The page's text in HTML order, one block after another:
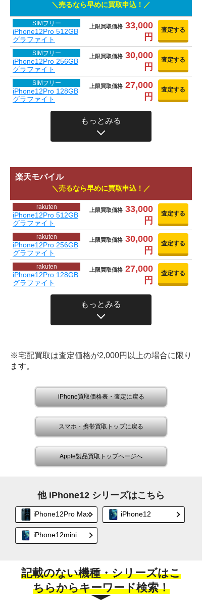
売るなら早めに買取申込！
SIMフリー
iPhone12Pro 512GB
グラファイト
上限買取価格 33,000
円
査定する
SIMフリー
iPhone12Pro 256GB
グラファイト
上限買取価格 30,000
円
査定する
SIMフリー
iPhone12Pro 128GB
グラファイト
上限買取価格 27,000
円
査定する
もっとみる
楽天モバイル
売るなら早めに買取申込！
rakuten
iPhone12Pro 512GB
グラファイト
上限買取価格 33,000
円
査定する
rakuten
iPhone12Pro 256GB
グラファイト
上限買取価格 30,000
円
査定する
rakuten
iPhone12Pro 128GB
グラファイト
上限買取価格 27,000
円
査定する
もっとみる
※宅配買取は査定価格が2,000円以上の場合に限り
ます。
iPhone買取価格表・査定に戻る
スマホ・携帯買取トップに戻る
Apple製品買取トップページへ
他 iPhone12 シリーズはこちら
iPhone12Pro Max iPhone12
iPhone12mini
記載のない機種・シリーズはこ
ちらからキーワード検索！